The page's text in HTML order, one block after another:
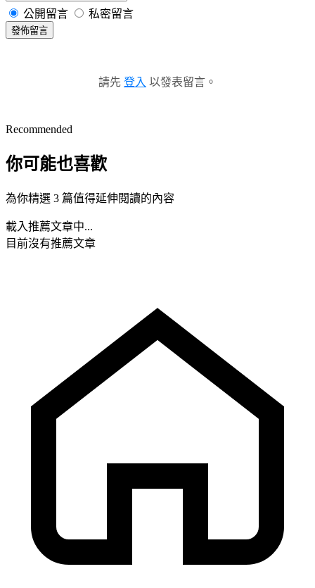
公開留言 私密留言
發佈留言
請先 登入 以發表留言。
Recommended
你可能也喜歡
為你精選 3 篇值得延伸閱讀的內容
載入推薦文章中...
目前沒有推薦文章